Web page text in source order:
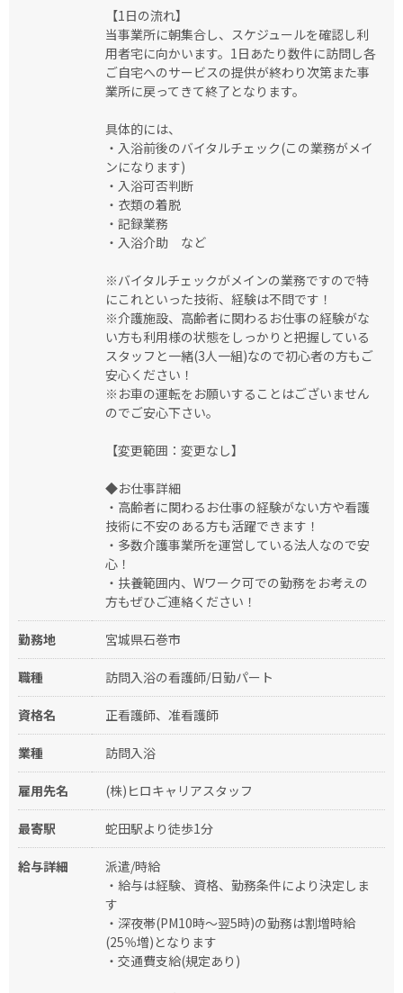
【1日の流れ】
当事業所に朝集合し、スケジュールを確認し利
用者宅に向かいます。1日あたり数件に訪問し各
ご自宅へのサービスの提供が終わり次第また事
業所に戻ってきて終了となります。
具体的には、
・入浴前後のバイタルチェック(この業務がメイ
ンになります)
・入浴可否判断
・衣類の着脱
・記録業務
・入浴介助 など
※バイタルチェックがメインの業務ですので特
にこれといった技術、経験は不問です！
※介護施設、高齢者に関わるお仕事の経験がな
い方も利用様の状態をしっかりと把握している
スタッフと一緒(3人一組)なので初心者の方もご
安心ください！
※お車の運転をお願いすることはございません
のでご安心下さい。
【変更範囲：変更なし】
◆お仕事詳細
・高齢者に関わるお仕事の経験がない方や看護
技術に不安のある方も活躍できます！
・多数介護事業所を運営している法人なので安
心！
・扶養範囲内、Wワーク可での勤務をお考えの
方もぜひご連絡ください！
勤務地 宮城県石巻市
職種 訪問入浴の看護師/日勤パート
資格名 正看護師、准看護師
業種 訪問入浴
雇用先名 (株)ヒロキャリアスタッフ
最寄駅 蛇田駅より徒歩1分
給与詳細
派遣/時給
・給与は経験、資格、勤務条件により決定しま
す
・深夜帯(PM10時～翌5時)の勤務は割増時給
(25％増)となります
・交通費支給(規定あり)